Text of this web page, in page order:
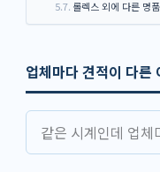
롤렉스 외에 다른 명
업체마다 견적이 다른
같은 시계인데 업